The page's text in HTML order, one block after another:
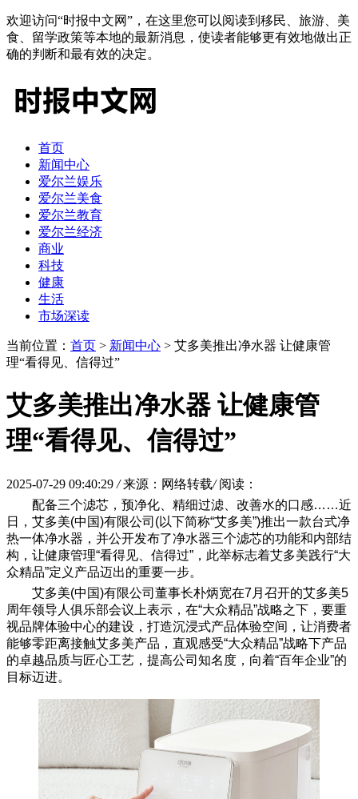
欢迎访问“时报中文网”，在这里您可以阅读到移民、旅游、美
食、留学政策等本地的最新消息，使读者能够更有效地做出正
确的判断和最有效的决定。
首页
新闻中心
爱尔兰娱乐
爱尔兰美食
爱尔兰教育
爱尔兰经济
商业
科技
健康
生活
市场深读
当前位置： 首页 > 新闻中心 > 艾多美推出净水器 让健康管
理“看得见、信得过”
艾多美推出净水器 让健康管
理“看得见、信得过”
2025-07-29 09:40:29 / 来源：网络转载/ 阅读：
配备三个滤芯，预净化、精细过滤、改善水的口感……近
日，艾多美(中国)有限公司(以下简称“艾多美”)推出一款台式净
热一体净水器，并公开发布了净水器三个滤芯的功能和内部结
构，让健康管理“看得见、信得过”，此举标志着艾多美践行“大
众精品”定义产品迈出的重要一步。
艾多美(中国)有限公司董事长朴炳宽在7月召开的艾多美5
周年领导人俱乐部会议上表示，在“大众精品”战略之下，要重
视品牌体验中心的建设，打造沉浸式产品体验空间，让消费者
能够零距离接触艾多美产品，直观感受“大众精品”战略下产品
的卓越品质与匠心工艺，提高公司知名度，向着“百年企业”的
目标迈进。